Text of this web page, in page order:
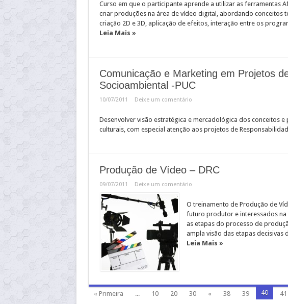
Curso em que o participante aprende a utilizar as ferramentas
criar produções na área de vídeo digital, abordando conceitos
criação 2D e 3D, aplicação de efeitos, interação entre os
Leia Mais »
Comunicação e Marketing em Projetos
Socioambiental -PUC
10/07/2011 Deixe um comentário
Desenvolver visão estratégica e mercadológica dos conceitos e
culturais, com especial atenção aos projetos de
Produção de Vídeo – DRC
09/07/2011 Deixe um comentário
O treinamento de Produção de
futuro produtor e interessados na
as etapas do processo de
ampla visão das etapas
Leia Mais »
« Primeira ... 10 20 30 « 38 39 40 41